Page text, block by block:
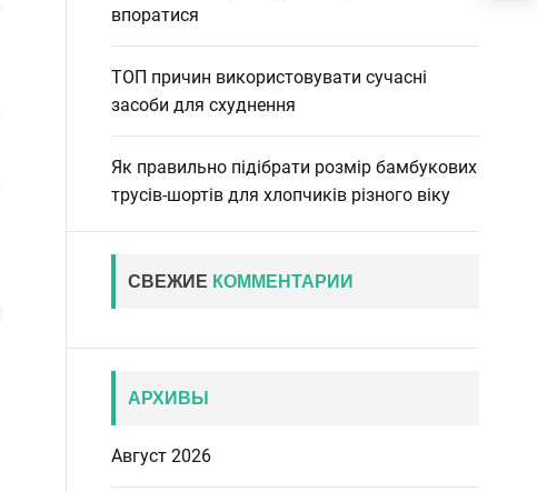
впоратися
ТОП причин використовувати сучасні
засоби для схуднення
Як правильно підібрати розмір бамбукових
трусів-шортів для хлопчиків різного віку
СВЕЖИЕ КОММЕНТАРИИ
АРХИВЫ
Август 2026